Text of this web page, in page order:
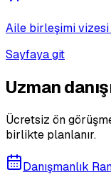
Aile birleşimi vizesi
Sayfaya git
Uzman
Ücretsiz ön
birlikte planlanır.
Danışmanlık